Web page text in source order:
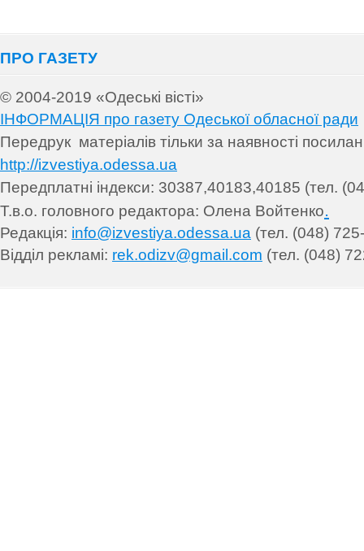
ПРО ГАЗЕТУ
© 2004-2019 «Одеські вісті»
ІНФОРМАЦІЯ про газету Одеської обласної ради
Передрук матеріалів тільки за наявності
http://izvestiya.odessa.ua
Передплатні індекси: 30387,40183,40185 (тел.
Т.в.о. головного редактора: Олена Войтенко.
Редакція: info@izvestiya.odessa.ua (тел. (048)
Відділ рекламі: rek.odizv@gmail.com (тел. (048)